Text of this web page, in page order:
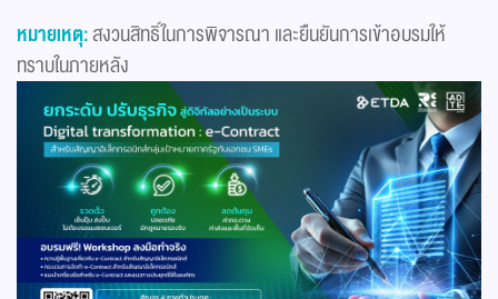
หมายเหตุ:สงวนสิทธิ์ในการพิจารณา และยืนยันการเข้าอบรมให้
ทราบในภายหลัง